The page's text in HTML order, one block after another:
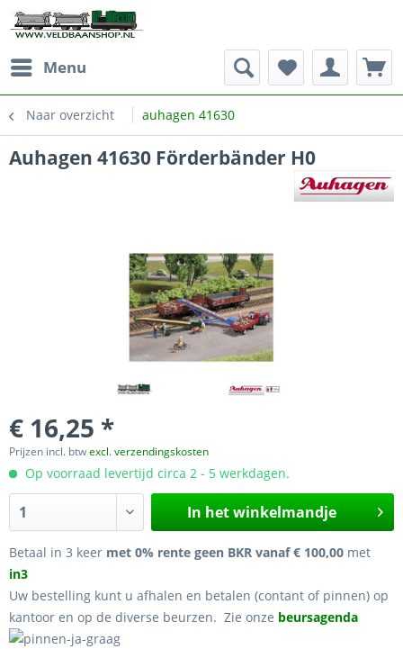
Menu
Naar overzicht auhagen 41630
Auhagen 41630 Förderbänder H0
€ 16,25 *
Prijzen incl. btwexcl. verzendingskosten
Op voorraad levertijd circa 2 - 5 werkdagen.
In het winkelmandje
Betaal in 3 keer met 0% rente geen BKR vanaf € 100,00 met
in3
Uw bestelling kunt u afhalen en betalen (contant of pinnen) op
kantoor en op de diverse beurzen. Zie onze beursagenda